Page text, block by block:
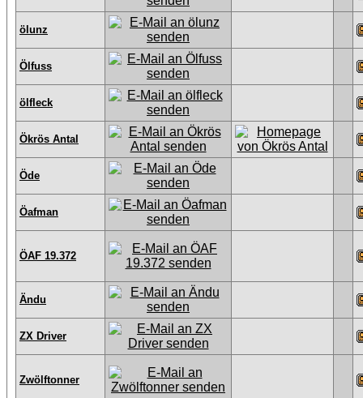
ölunz
Ölfuss
ölfleck
Ökrös Antal
Öde
Öafman
ÖAF 19.372
Ändu
ZX Driver
Zwölftonner